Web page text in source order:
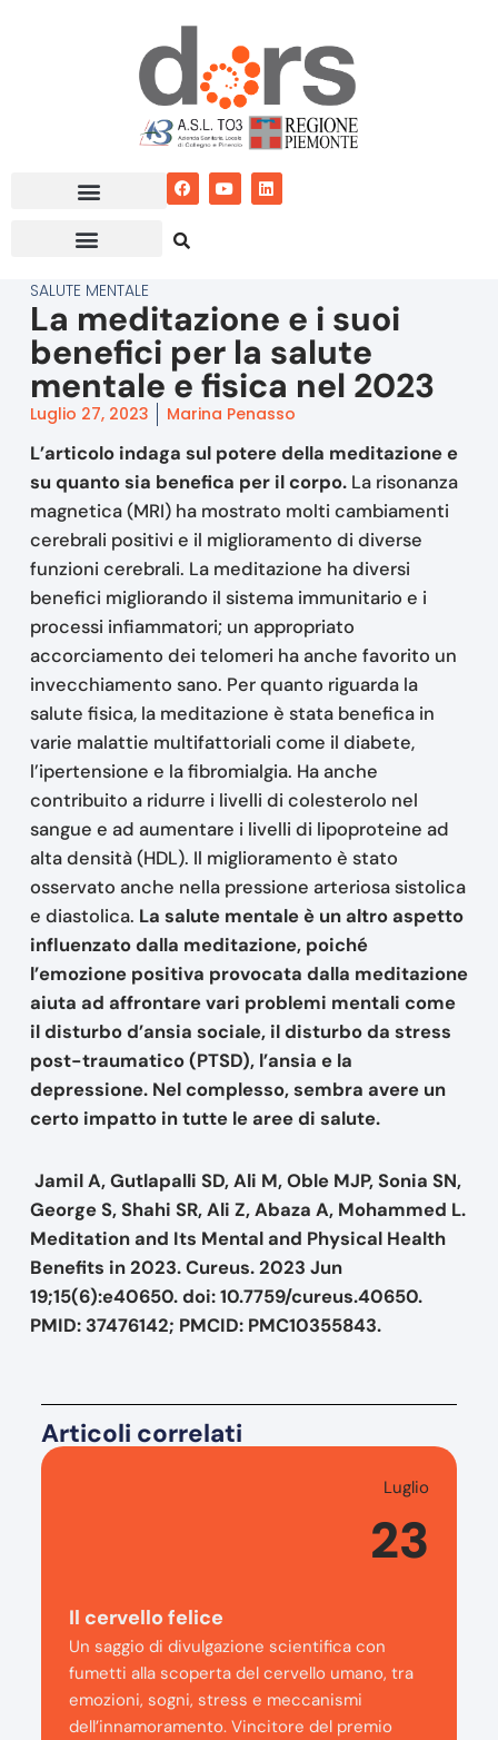
SALUTE MENTALE
La meditazione e i suoi
benefici per la salute
mentale e fisica nel 2023
Luglio 27, 2023 Marina Penasso
L’articolo indaga sul potere della meditazione e
su quanto sia benefica per il corpo.La risonanza
magnetica (MRI) ha mostrato molti cambiamenti
cerebrali positivi e il miglioramento di diverse
funzioni cerebrali. La meditazione ha diversi
benefici migliorando il sistema immunitario e i
processi infiammatori; un appropriato
accorciamento dei telomeri ha anche favorito un
invecchiamento sano. Per quanto riguarda la
salute fisica, la meditazione è stata benefica in
varie malattie multifattoriali come il diabete,
l’ipertensione e la fibromialgia. Ha anche
contribuito a ridurre i livelli di colesterolo nel
sangue e ad aumentare i livelli di lipoproteine ad
alta densità (HDL). Il miglioramento è stato
osservato anche nella pressione arteriosa sistolica
e diastolica. La salute mentale è un altro aspetto
influenzato dalla meditazione, poiché
l’emozione positiva provocata dalla meditazione
aiuta ad affrontare vari problemi mentali come
il disturbo d’ansia sociale, il disturbo da stress
post-traumatico (PTSD), l’ansia e la
depressione. Nel complesso, sembra avere un
certo impatto in tutte le aree di salute.
Jamil A, Gutlapalli SD, Ali M, Oble MJP, Sonia SN,
George S, Shahi SR, Ali Z, Abaza A, Mohammed L.
Meditation and Its Mental and Physical Health
Benefits in 2023. Cureus. 2023 Jun
19;15(6):e40650. doi: 10.7759/cureus.40650.
PMID: 37476142; PMCID: PMC10355843.
Articoli correlati
Luglio
23
Il cervello felice
Un saggio di divulgazione scientifica con
fumetti alla scoperta del cervello umano, tra
emozioni, sogni, stress e meccanismi
dell’innamoramento. Vincitore del premio